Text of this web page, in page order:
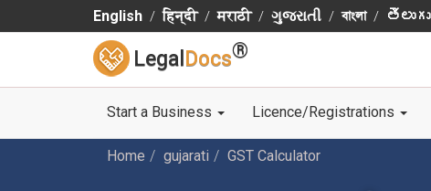
English हिन्दी मराठी ગુજરાતી বাংলা తెలుగు
Legal Docs®
Start a Business Licence/Registrations
Home gujarati GST Calculator